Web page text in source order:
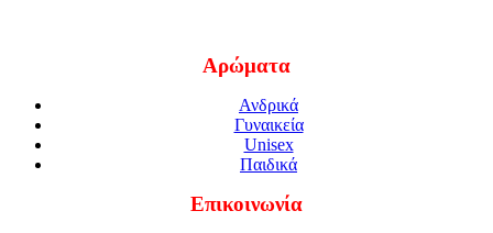
Αρώματα
Ανδρικά
Γυναικεία
Unisex
Παιδικά
Επικοινωνία